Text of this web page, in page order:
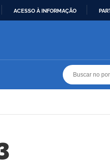
ACESSO À INFORMAÇÃO